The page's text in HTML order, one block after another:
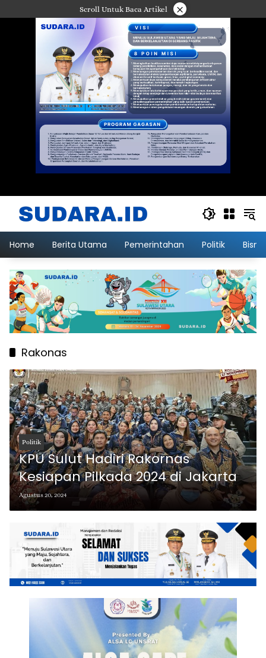
ke
Scroll Untuk Baca Artikel ×
Home Berita Utama Pemerintahan Politik
Rakonas
Politik
KPU Sulut Hadiri Rakornas
Kesiapan Pilkada 2024 di Jakarta
Agustus 20, 2024